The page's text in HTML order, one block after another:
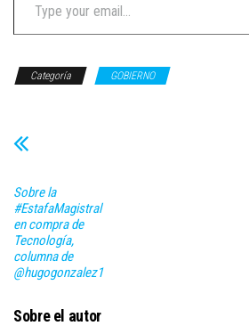
Categoría GOBIERNO
Sobre la
#EstafaMagistral
en compra de
Tecnología,
columna de
@hugogonzalez1
Sobre el autor